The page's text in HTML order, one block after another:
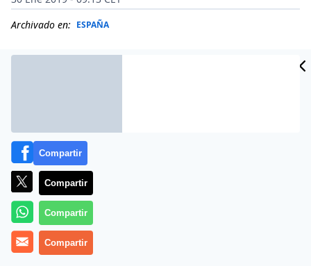
Archivado en: ESPAÑA
Más información
Compartir
Compartir
Compartir
Compartir